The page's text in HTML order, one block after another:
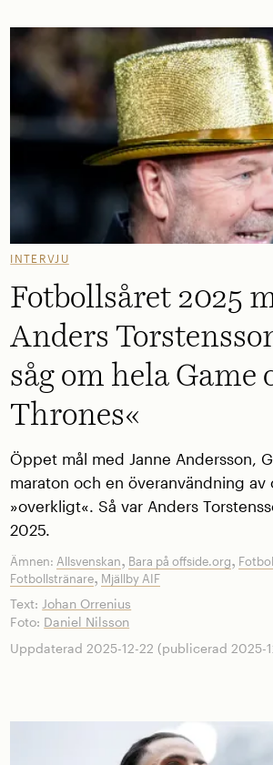
INTERVJU
Fotbollsåret 2025
Anders
såg om hela Game
Thrones«
Öppet mål med Janne Andersson,
maraton och en överanvändning av
»overkligt«. Så var Anders
2025.
Ämnen:Allsvenskan, Bara på offside.org,
Fotbollstränare, Mjällby AIF
Text: Johan Orrenius
Foto: Daniel Nilsson
Uppdaterad 2025-12-22 (publicerad 2025-